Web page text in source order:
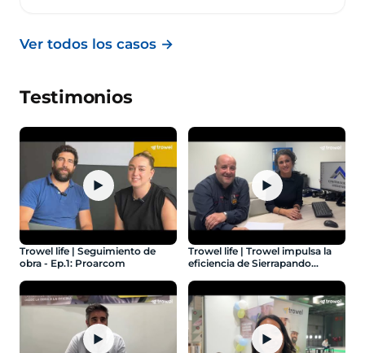
Ver todos los casos →
Testimonios
▶
Trowel life | Seguimiento de
obra - Ep.1: Proarcom
▶
Trowel life | Trowel impulsa la
eficiencia de Sierrapando
Sierrapando
▶ ▶